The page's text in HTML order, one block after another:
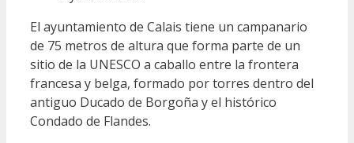
El ayuntamiento de Calais tiene un campanario
de 75 metros de altura que forma parte de un
sitio de la UNESCO a caballo entre la frontera
francesa y belga, formado por torres dentro del
antiguo Ducado de Borgoña y el histórico
Condado de Flandes.